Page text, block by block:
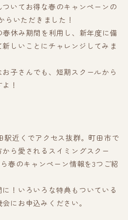
いてお得な春のキャンペーンの
らいただきました！
休み期間を利用し、新年度に備
しいことにチャレンジしてみま
子さんでも、短期スクールから
！
駅近くでアクセス抜群。町田市で
ら愛されるスイミングスクー
春のキャンペーン情報を3つご紹
！いろいろな特典もついている
にお申込みください。